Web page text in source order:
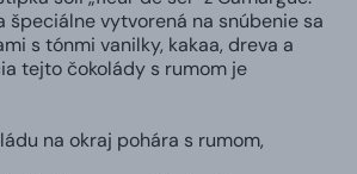
špeciálne vytvorená na snúbenie sa
s tónmi vanilky, kakaa, dreva a
tejto čokolády s rumom je
na okraj pohára s rumom,